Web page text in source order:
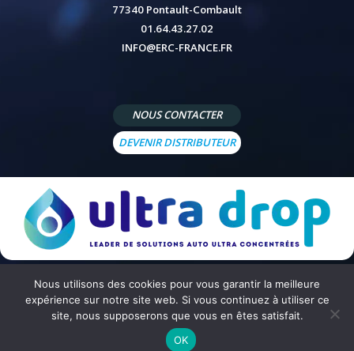
77340 Pontault-Combault
01.64.43.27.02
INFO@ERC-FRANCE.FR
NOUS CONTACTER
DEVENIR DISTRIBUTEUR
© 2026 - Site réalisé par Peppermint Agency Mentions légales Politique de confidentialité
générales de vente
Nous utilisons des cookies pour vous garantir la meilleure
expérience sur notre site web. Si vous continuez à utiliser ce
site, nous supposerons que vous en êtes satisfait.
OK